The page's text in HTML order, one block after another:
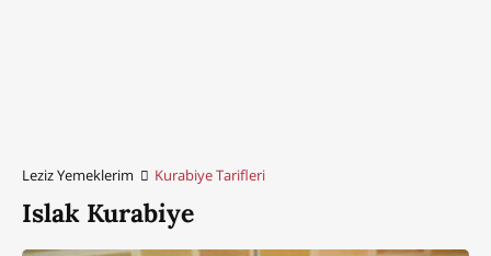
Leziz Yemeklerim Kurabiye Tarifleri
Islak Kurabiye